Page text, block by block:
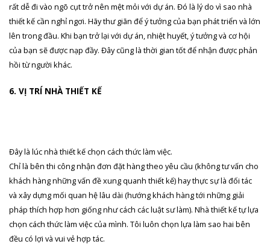
rất dễ đi vào ngõ cụt trở nên mệt mỏi với dự án. Đó là lý do vì sao nhà
thiết kế cần nghỉ ngơi. Hãy thư giãn để ý tưởng của bạn phát triển và lớn
lên trong đầu. Khi bạn trở lại với dự án, nhiệt huyết, ý tưởng và cơ hội
của bạn sẽ được nạp đầy. Đây cũng là thời gian tốt để nhận được phản
hồi từ người khác.
6. VỊ TRÍ NHÀ THIẾT KẾ
Đây là lúc nhà thiết kế chọn cách thức làm việc.
Chỉ là bên thi công nhận đơn đặt hàng theo yêu cầu (không tư vấn cho
khách hàng những vấn đề xung quanh thiết kế) hay thực sự là đối tác
và xây dựng mối quan hệ lâu dài (hướng khách hàng tới những giải
pháp thích hợp hơn giống như cách các luật sư làm). Nhà thiết kế tự lựa
chọn cách thức làm việc của mình. Tôi luôn chọn lựa làm sao hai bên
đều có lợi và vui vẻ hợp tác.